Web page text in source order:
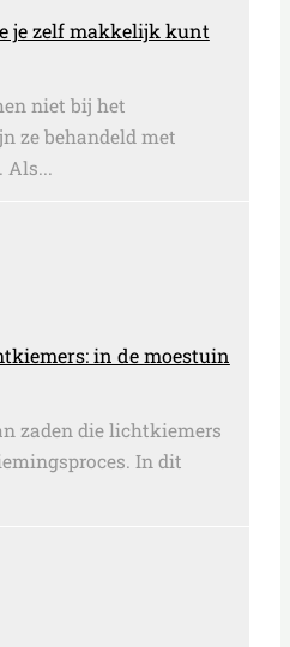
je zelf makkelijk kunt
niet bij het
ze behandeld met
Als...
in de moestuin
zaden die lichtkiemers
In dit